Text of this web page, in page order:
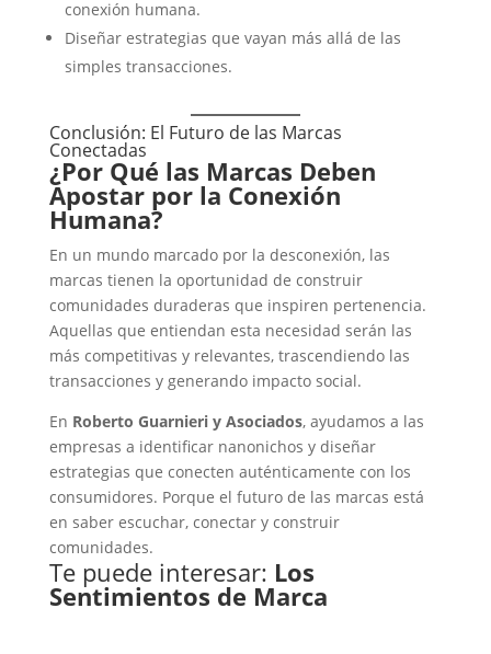
conexión humana.
Diseñar estrategias que vayan más allá de las
simples transacciones.
Conclusión: El Futuro de las Marcas
Conectadas
¿Por Qué las Marcas Deben
Apostar por la Conexión
Humana?
En un mundo marcado por la desconexión, las
marcas tienen la oportunidad de construir
comunidades duraderas que inspiren pertenencia.
Aquellas que entiendan esta necesidad serán las
más competitivas y relevantes, trascendiendo las
transacciones y generando impacto social.
En Roberto Guarnieri y Asociados, ayudamos a las
empresas a identificar nanonichos y diseñar
estrategias que conecten auténticamente con los
consumidores. Porque el futuro de las marcas está
en saber escuchar, conectar y construir
comunidades.
Te puede interesar: Los
Sentimientos de Marca